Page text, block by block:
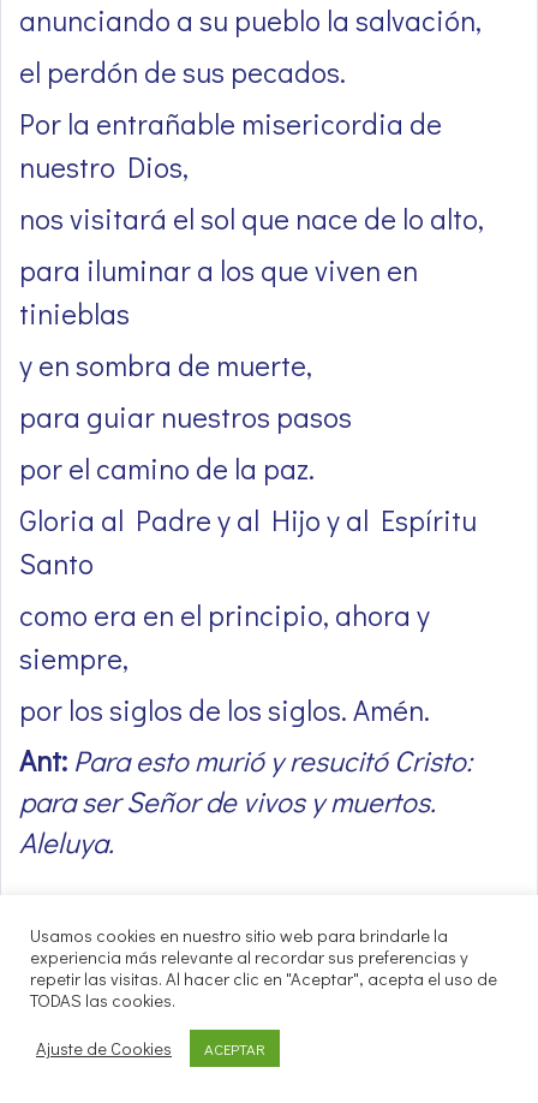
anunciando a su pueblo la salvación,
el perdón de sus pecados.
Por la entrañable misericordia de
nuestro Dios,
nos visitará el sol que nace de lo alto,
para iluminar a los que viven en
tinieblas
y en sombra de muerte,
para guiar nuestros pasos
por el camino de la paz.
Gloria al Padre y al Hijo y al Espíritu
Santo
como era en el principio, ahora y
siempre,
por los siglos de los siglos. Amén.
Ant: Para esto murió y resucitó Cristo:
para ser Señor de vivos y muertos.
Aleluya.
Preces
Oremos a Cristo, pan de vida, que en el
último día resucitará a los que se
Usamos cookies en nuestro sitio web para brindarle la
experiencia más relevante al recordar sus preferencias y
repetir las visitas. Al hacer clic en "Aceptar", acepta el uso de
TODAS las cookies.
Ajuste de Cookies ACEPTAR